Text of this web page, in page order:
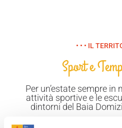
• • • IL
Sport e
Per un’estate sempre
attività sportive e le
dintorni del Baia